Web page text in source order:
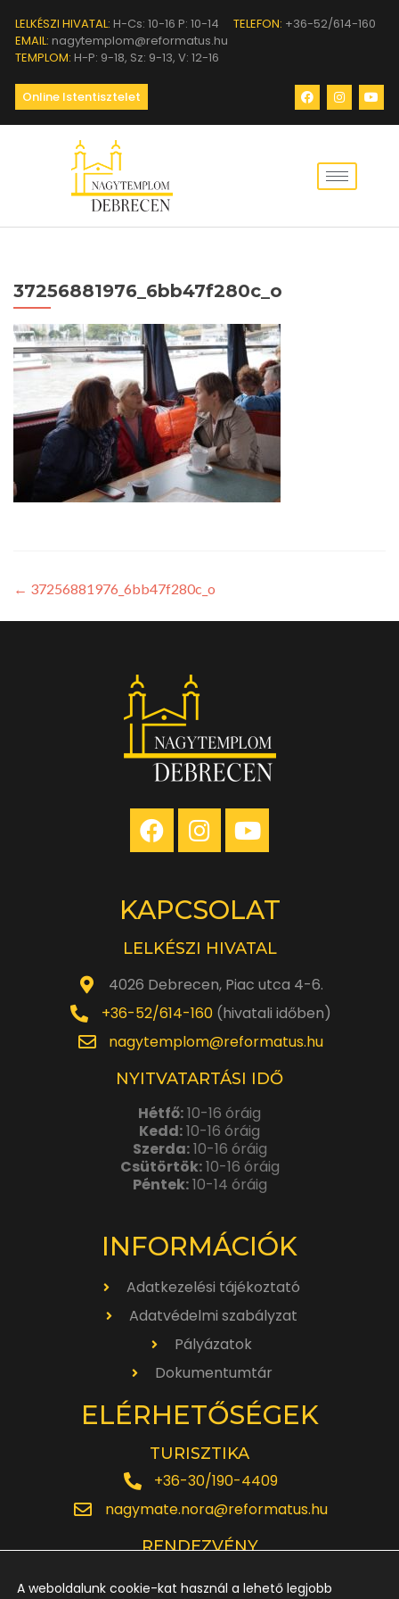
LELKÉSZI HIVATAL: H-Cs: 10-16 P: 10-14 TELEFON: +36-52/614-160
EMAIL: nagytemplom@reformatus.hu
TEMPLOM: H-P: 9-18, Sz: 9-13, V: 12-16
Online Istentisztelet
37256881976_6bb47f280c_o
← 37256881976_6bb47f280c_o
KAPCSOLAT
LELKÉSZI HIVATAL
4026 Debrecen, Piac utca 4-6.
+36-52/614-160(hivatali időben)
nagytemplom@reformatus.hu
NYITVATARTÁSI IDŐ
Hétfő:10-16 óráig
Kedd:10-16 óráig
Szerda:10-16 óráig
Csütörtök:10-16 óráig
Péntek:10-14 óráig
INFORMÁCIÓK
Adatkezelési tájékoztató
Adatvédelmi szabályzat
Pályázatok
Dokumentumtár
ELÉRHETŐSÉGEK
TURISZTIKA
+36-30/190-4409
nagymate.nora@reformatus.hu
RENDEZVÉNY
A weboldalunk cookie-kat használ a lehető legjobb